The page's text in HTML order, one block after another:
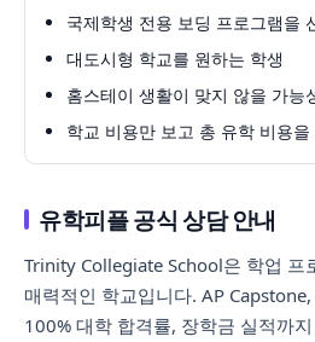
국제학생 전용 보딩 프로그램을
대도시형 학교를 원하는 학생
홈스테이 생활이 맞지 않을 가능
학교 비용만 보고 총 유학 비용
유학피플 공식 상담 안내
Trinity Collegiate School은 학업 프
매력적인 학교입니다. AP
100% 대학 합격률, 장학금 실적까